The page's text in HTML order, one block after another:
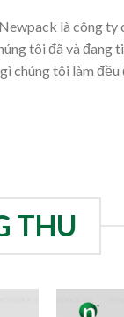
Newpack là công ty
tôi đã và đang
gì chúng tôi làm
THU